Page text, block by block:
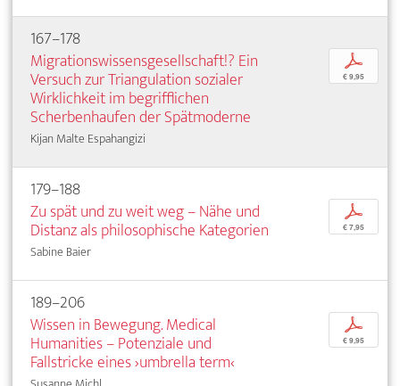
167–178
Migrationswissensgesellschaft!? Ein
Versuch zur Triangulation sozialer
Wirklichkeit im begrifflichen
Scherbenhaufen der Spätmoderne
Kijan Malte Espahangizi
p
€ 9,95
179–188
Zu spät und zu weit weg – Nähe und
Distanz als philosophische Kategorien
Sabine Baier
p
€ 7,95
189–206
Wissen in Bewegung. Medical
Humanities – Potenziale und
Fallstricke eines ›umbrella term‹
p
€ 9,95